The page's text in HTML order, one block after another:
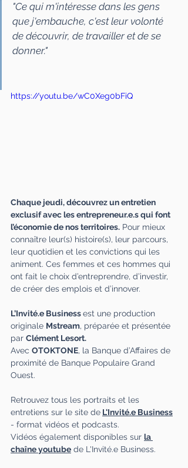
"Ce qui m'intéresse dans les gens
que j'embauche, c'est leur volonté
de découvrir, de travailler et de se
donner."
https://youtu.be/wC0Xeg0bFiQ
Chaque jeudi, découvrez un entretien
exclusif avec les entrepreneur.e.s qui font
l’économie de nos territoires. Pour mieux
connaître leur(s) histoire(s), leur parcours,
leur quotidien et les convictions qui les
animent. Ces femmes et ces hommes qui
ont fait le choix d’entreprendre, d’investir,
de créer des emplois et d’innover.
L’Invité.e Businessest une production
originale Mstream, préparée et présentée
par Clément Lesort.
Avec OTOKTONE, la Banque d’Affaires de
proximité de Banque Populaire Grand
Ouest.
Retrouvez tous les portraits et les
entretiens sur le site de L'Invité.e Business
- format vidéos et podcasts.
Vidéos également disponibles sur la
chaîne youtube de L'Invité.e Business.